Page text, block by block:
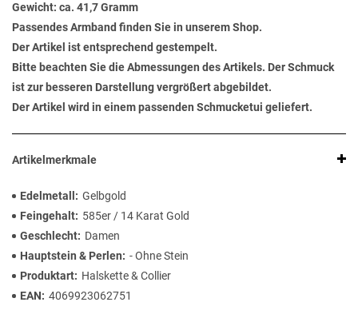
Gewicht: ca. 41,7 Gramm
Passendes Armband finden Sie in unserem Shop.
Der Artikel ist entsprechend gestempelt.
Bitte beachten Sie die Abmessungen des Artikels. Der Schmuck
ist zur besseren Darstellung vergrößert abgebildet.
Der Artikel wird in einem passenden Schmucketui geliefert.
Artikelmerkmale
Edelmetall
Gelbgold
Feingehalt
585er / 14 Karat Gold
Geschlecht
Damen
Hauptstein & Perlen
- Ohne Stein
Produktart
Halskette & Collier
EAN
4069923062751